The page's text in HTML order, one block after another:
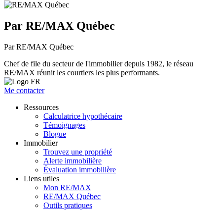
Par RE/MAX Québec
Par RE/MAX Québec
Chef de file du secteur de l'immobilier depuis 1982, le réseau
RE/MAX réunit les courtiers les plus performants.
Me contacter
Ressources
Calculatrice hypothécaire
Témoignages
Blogue
Immobilier
Trouvez une propriété
Alerte immobilière
Évaluation immobilière
Liens utiles
Mon RE/MAX
RE/MAX Québec
Outils pratiques